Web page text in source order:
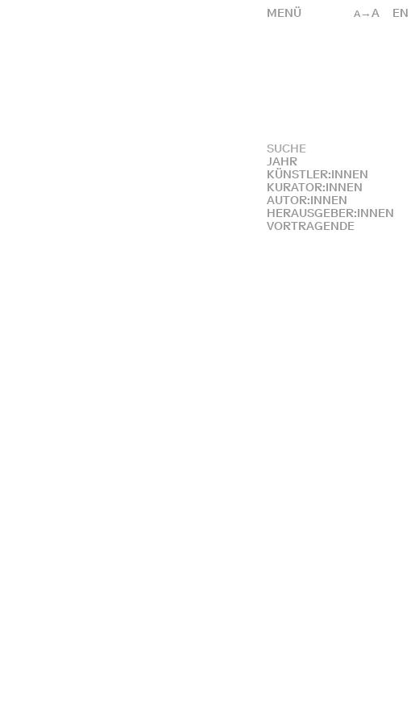
A →A EN
MENÜ
JAHR
KÜNSTLER:INNEN
KURATOR:INNEN
AUTOR:INNEN
HERAUSGEBER:INNEN
VORTRAGENDE